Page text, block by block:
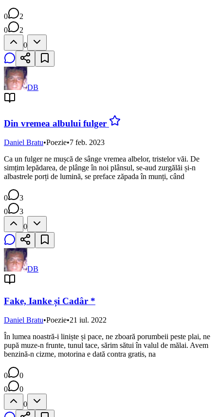
0
2
0
2
0
DB
Din vremea albului fulger
Daniel Bratu•Poezie•7 feb. 2023
Ca un fulger ne mușcă de sânge vremea albelor, tristelor văi. De
simțim lepădarea, de plânge în noi plânsul, se-aud zurgălăi și-n
albastrele porți de lumină, se preface zăpada în munți, când
0
3
0
3
0
DB
Fake, Ianke și Cadâr *
Daniel Bratu•Poezie•21 iul. 2022
În lumea noastră-i liniște și pace, ne zboară porumbeii peste plai, ne
pupă muze-n frunte, tunul tace, sărim sătui în valul de mălai. Avem
benzină-n cizme, motorina e dată contra gratis, na
0
0
0
0
0